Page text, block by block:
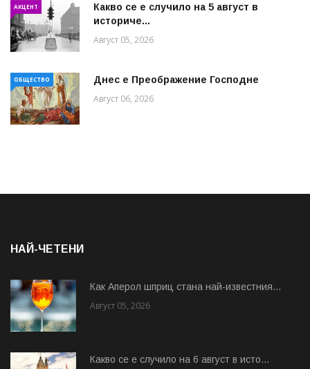
АКЦЕНТ
Какво се е случило на 5 август в
историче...
Август 05, 2026
ОБЩЕСТВО Днес е Преображение Господне
Август 06, 2026
НАЙ-ЧЕТЕНИ
Как Аперол шприц стана най-известния...
Август 05, 2026
Какво се е случило на 6 август в исто...